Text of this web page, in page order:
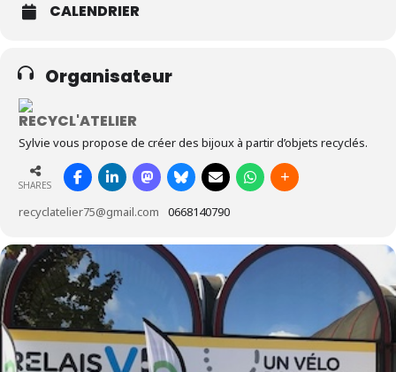
CALENDRIER
Organisateur
RECYCL'ATELIER
Sylvie vous propose de créer des bijoux à partir d’objets recyclés.
SHARES
recyclatelier75@gmail.com 0668140790